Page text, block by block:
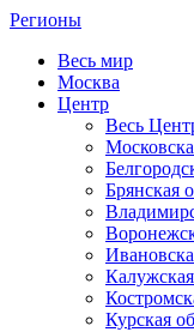
Регионы
Весь мир
Москва
Центр
Весь
Брянская
Курская